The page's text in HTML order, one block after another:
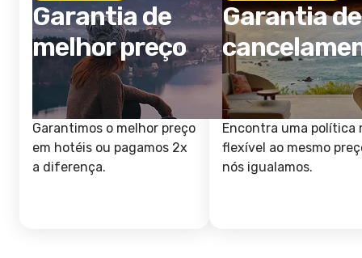
Garantia de
melhor preço
Garantimos o melhor preço
em hotéis ou pagamos 2x
a diferença.
Garantia de
Encontra uma política
flexível ao mesmo
nós igualamos.